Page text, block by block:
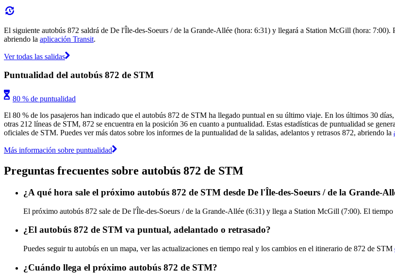
El siguiente autobús 872 saldrá de De l'Île-des-Soeurs / de la Grande-Allée (hora: 6:31) y llegará a Station McGill (hora: 7:00).
abriendo la aplicación Transit.
Ver todas las salidas
Puntualidad del autobús 872 de STM
80 % de puntualidad
El 80 % de los pasajeros han indicado que el autobús 872 de STM ha llegado puntual en su último viaje. En los últimos 30
otras 212 líneas de STM, 872 se encuentra en la posición 36 en cuanto a puntualidad. Estas estadísticas de puntualidad se
oficiales de STM. Puedes ver más datos sobre los informes de la puntualidad de la salidas, adelantos y retrasos 872, abriendo la
Más información sobre puntualidad
Preguntas frecuentes sobre autobús 872 de STM
¿A qué hora sale el próximo autobús 872 de STM desde De l'Île-des-Soeurs / de la Grande-
El próximo autobús 872 sale de De l'Île-des-Soeurs / de la Grande-Allée (6:31) y llega a Station McGill (7:00). El
¿El autobús 872 de STM va puntual, adelantado o retrasado?
Puedes seguir tu autobús en un mapa, ver las actualizaciones en tiempo real y los cambios en el itinerario de 872 de STM
¿Cuándo llega el próximo autobús 872 de STM?